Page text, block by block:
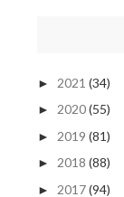
► 2021 (34)
► 2020(55)
► 2019 (81)
► 2018 (88)
► 2017(94)